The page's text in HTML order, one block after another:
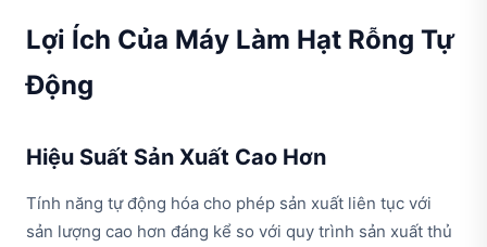
Lợi Ích Của Máy Làm Hạt Rỗng Tự
Động
Hiệu Suất Sản Xuất Cao Hơn
Tính năng tự động hóa cho phép sản xuất liên tục với
sản lượng cao hơn đáng kể so với quy trình sản xuất thủ